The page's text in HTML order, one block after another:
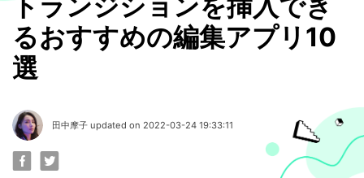
サポート
動作環境
動画編集の基本とコツ
無料ダウンロード
るおすすめの編集アプリ10
選
田中摩子 updated on 2022-03-24 19:33:11